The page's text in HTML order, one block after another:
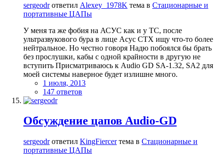
sergeodrответил Alexey_1978K тема в Стационарные и
портативные ЦАПы
У меня та же фобия на АСУС как и у ТС, после
ультразвукового бура в лице Асус СТХ ищу что-то более
нейтральное. Но честно говоря Надю побоялся бы брать
без прослушки, кабы с одной крайности в другую не
вступить Присматриваюсь к Audio GD SA-1.32, SA2 для
моей системы наверное будет излишне много.
1 июля, 2013
147 ответов
Обсуждение цапов Audio-GD
sergeodrответил KingFiercerтема в Стационарные и
портативные ЦАПы